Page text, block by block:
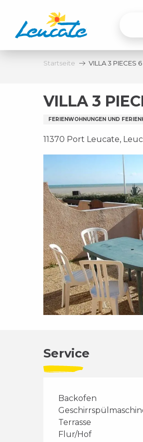
contenu
principal
Startseite VILLA 3 PIECES
VILLA 3
FERIENWOHNUNGEN UND
11370 Port Leucate,
Service
Backofen
Terrasse
Flur/Hof